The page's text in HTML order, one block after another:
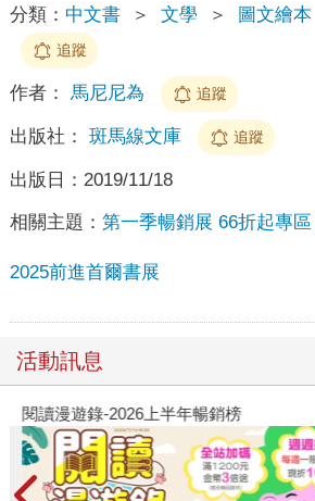
分類： 中文書 ＞ 文學 ＞ 圖文繪本
追蹤
作者： 馬尼尼為 追蹤
出版社： 斑馬線文庫 追蹤
出版日： 2019/11/18
相關主題： 第一季暢銷展 66折起專區
2025前進首爾書展
活動訊息
閱讀漫遊錄-2026上半年暢銷榜